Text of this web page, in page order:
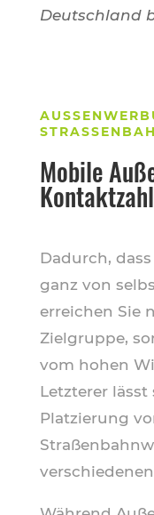
Deutschland
TRASSENBAHN
Mobile
Kontaktzahl
Dadurch,
ganz von
erreichen Sie
Zielgruppe,
vom hohen
Letzterer
Platzierung